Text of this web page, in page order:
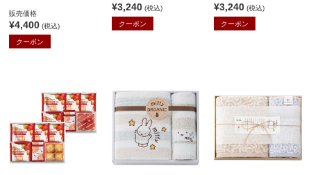
販売価格
¥4,400 (税込)
クーポン
¥3,240(税込)
クーポン
¥3,240 (税込)
クーポン